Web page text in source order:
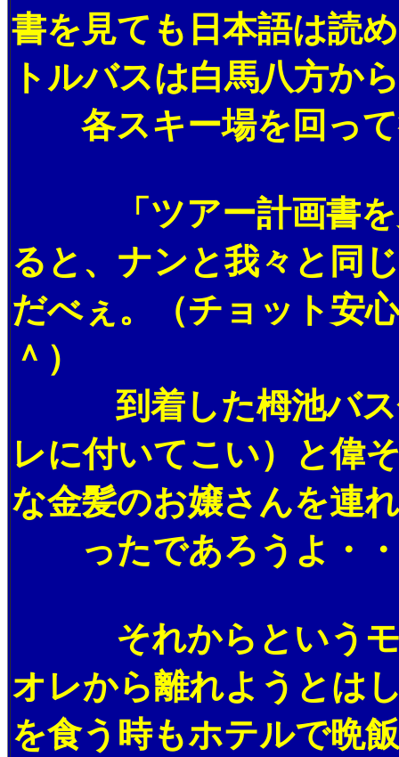
書を見ても日本語は読
トルバスは白馬八方か
各スキー場を回って
「ツアー計画書を
ると、ナンと我々と同
だべぇ。（チョット安
＾）
到着した栂池バス停
レに付いてこい）と偉
な金髪のお嬢さんを連
ったであろうよ・・
それからというモ
オレから離れようとは
を食う時もホテルで晩